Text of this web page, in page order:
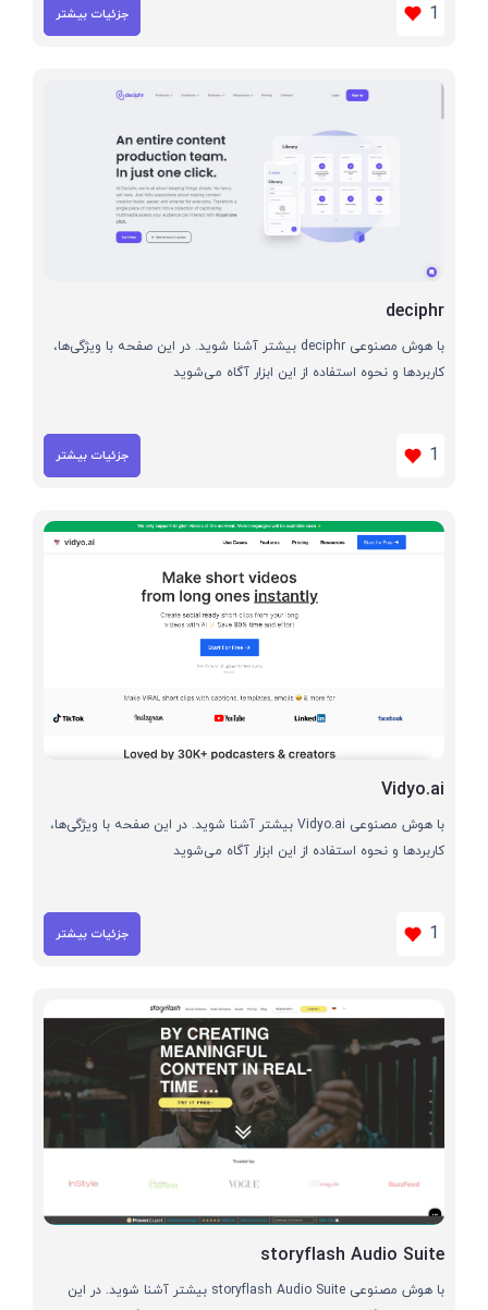
1 جزئیات بیشتر
deciphr
با هوش مصنوعی deciphr بیشتر آشنا شوید. در این صفحه با ویژگی‌ها،
کاربردها و نحوه استفاده از این ابزار آگاه می‌شوید
1 جزئیات بیشتر
Vidyo.ai
با هوش مصنوعی Vidyo.ai بیشتر آشنا شوید. در این صفحه با ویژگی‌ها،
کاربردها و نحوه استفاده از این ابزار آگاه می‌شوید
1 جزئیات بیشتر
storyflash Audio Suite
با هوش مصنوعی storyflash Audio Suite بیشتر آشنا شوید. در این